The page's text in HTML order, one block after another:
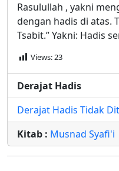
Rasulullah , yakni
dengan hadis di atas.
Tsabit.” Yakni: Hadis
Views:23
Derajat Hadis
Derajat Hadis Tidak
Kitab : Musnad Syafi'i